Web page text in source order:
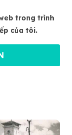
trong trình
của tôi.